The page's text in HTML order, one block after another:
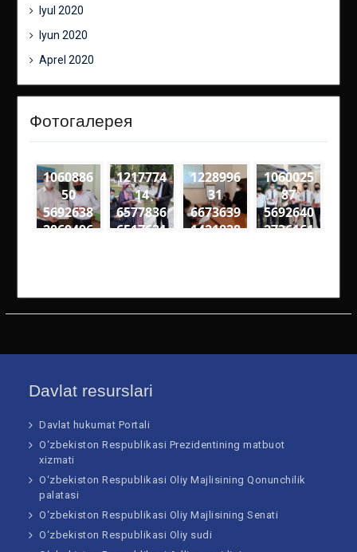
Iyul 2020
Iyun 2020
Aprel 2020
Фотогалерея
1060886
50
5692638
2069496
60108 n
1217774
14
6577836
6517631
73813 n
1228996
31
6673639
1421828
10252 n
1060025
87
5692640
2736161
99951 n
Davlat resurslari
Davlat hukumat Portali
O‘zbekiston Respublikasi Prezidentining matbuot
xizmati
O‘zbekiston Respublikasi Oliy Majlisining Qonunchilik
palatasi
O‘zbekiston Respublikasi Oliy Majlisining Senati
O‘zbekiston Respublikasi Oliy sudi